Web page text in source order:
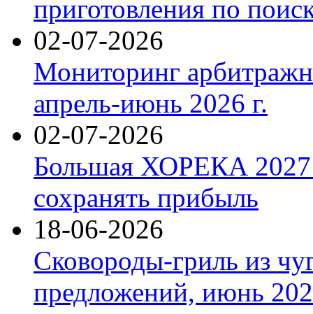
приготовления по
02-07-2026
Мониторинг
апрель-июнь 2026 г.
02-07-2026
Большая ХОРЕКА 2027:
сохранять прибыль
18-06-2026
Сковороды-гриль из
предложений, июнь